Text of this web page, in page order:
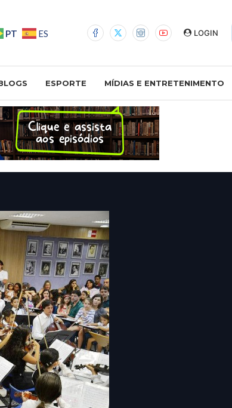
PT ES LOGIN
ESPORTE MÍDIAS E ENTRETENIMENTO